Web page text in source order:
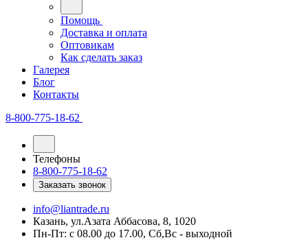
Помощь
Доставка и оплата
Оптовикам
Как сделать заказ
Галерея
Блог
Контакты
8-800-775-18-62
Телефоны
8-800-775-18-62
Заказать звонок
info@liantrade.ru
Казань, ул.Азата Аббасова, 8, 1020
Пн-Пт: c 08.00 до 17.00, Cб,Вс - выходной